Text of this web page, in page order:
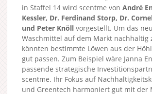
in Staffel 14 wird scentme von André
Kessler, Dr. Ferdinand Storp, Dr.
und Peter Knöll vorgestellt. Um das
Waschmittel auf dem Markt nachhaltig
könnten bestimmte Löwen aus der
gut passen. Zum Beispiel wäre Janna
passende strategische
scentme. Ihr Fokus auf
und Greentech harmoniert gut mit der